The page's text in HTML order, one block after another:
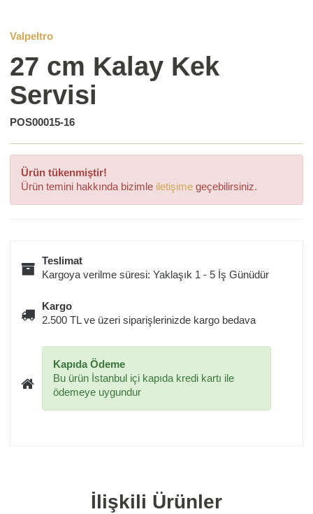
Valpeltro
27 cm Kalay Kek
Servisi
POS00015-16
Ürün tükenmiştir!
Ürün temini hakkında bizimle iletişime geçebilirsiniz.
Teslimat
Kargoya verilme süresi: Yaklaşık 1 - 5 İş Günüdür
Kargo
2.500 TL ve üzeri siparişlerinizde kargo bedava
Kapıda Ödeme
Bu ürün İstanbul içi kapıda kredi kartı ile
ödemeye uygundur
İlişkili Ürünler